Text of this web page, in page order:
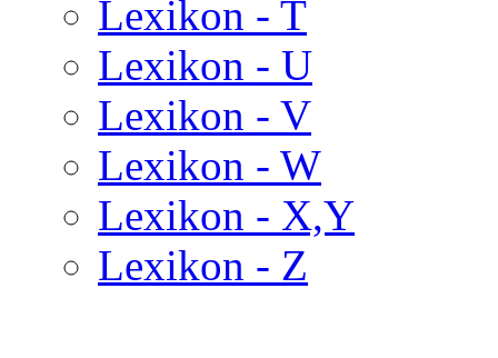
Lexikon - T
Lexikon - U
Lexikon - V
Lexikon - W
Lexikon - X,Y
Lexikon - Z